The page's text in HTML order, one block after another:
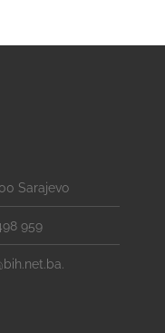
Sarajevo
959